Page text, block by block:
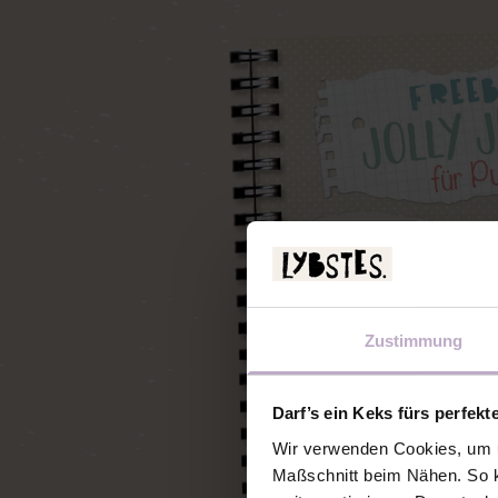
Zustimmung
Darf’s ein Keks fürs
Wir verwenden Cookies,
Maßschnitt beim Nähen. So